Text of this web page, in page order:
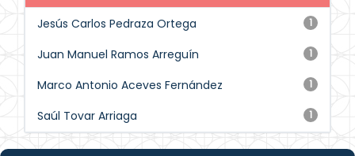
1
Jesús Carlos Pedraza Ortega
1
Juan Manuel Ramos Arreguín
1
Marco Antonio Aceves Fernández
1
Saúl Tovar Arriaga